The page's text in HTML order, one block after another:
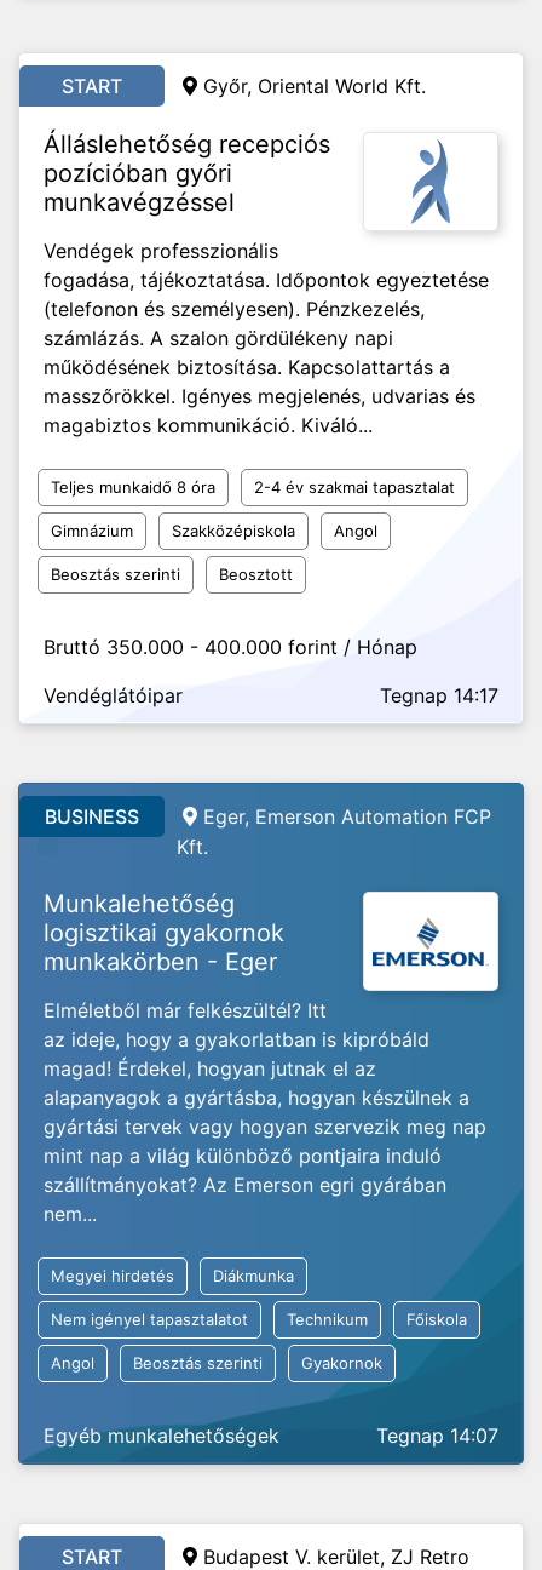
START Győr, Oriental World Kft.
Álláslehetőség recepciós
pozícióban győri
munkavégzéssel
Vendégek professzionális
fogadása, tájékoztatása. Időpontok egyeztetése
(telefonon és személyesen). Pénzkezelés,
számlázás. A szalon gördülékeny napi
működésének biztosítása. Kapcsolattartás a
masszőrökkel. Igényes megjelenés, udvarias és
magabiztos kommunikáció. Kiváló...
Teljes munkaidő 8 óra 2-4 év szakmai tapasztalat
Gimnázium Szakközépiskola Angol
Beosztás szerinti Beosztott
Bruttó 350.000 - 400.000 forint / Hónap
Vendéglátóipar
Tegnap 14:17
BUSINESS
Eger, Emerson Automation FCP
Kft.
Munkalehetőség
logisztikai gyakornok
munkakörben - Eger
Elméletből már felkészültél? Itt
az ideje, hogy a gyakorlatban is kipróbáld
magad! Érdekel, hogyan jutnak el az
alapanyagok a gyártásba, hogyan készülnek a
gyártási tervek vagy hogyan szervezik meg nap
mint nap a világ különböző pontjaira induló
szállítmányokat? Az Emerson egri gyárában
nem...
Megyei hirdetés Diákmunka
Nem igényel tapasztalatot Technikum Főiskola
Angol Beosztás szerinti Gyakornok
Egyéb munkalehetőségek Tegnap 14:07
START Budapest V. kerület, ZJ Retro